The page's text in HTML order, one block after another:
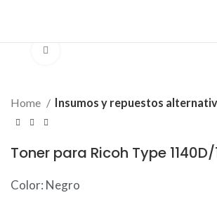
Home Insumos y repuestos
Toner para Ricoh Type 1140D/
Color: Negro